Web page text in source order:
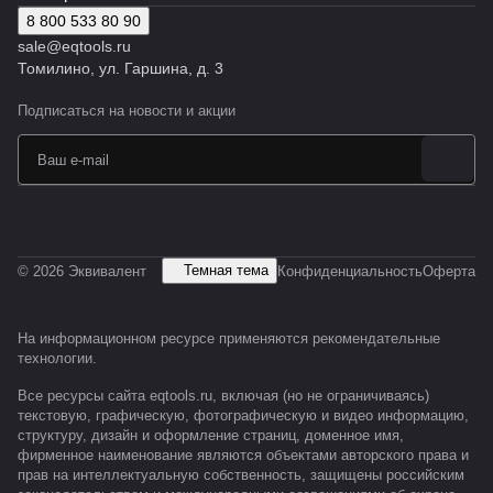
8 800 533 80 90
sale@eqtools.ru
Томилино, ул. Гаршина, д. 3
Подписаться на новости и акции
© 2026 Эквивалент Темная тема КонфиденциальностьОферта
На информационном ресурсе применяются рекомендательные
технологии.
Все ресурсы сайта eqtools.ru, включая (но не ограничиваясь)
текстовую, графическую, фотографическую и видео информацию,
структуру, дизайн и оформление страниц, доменное имя,
фирменное наименование являются объектами авторского права и
прав на интеллектуальную собственность, защищены российским